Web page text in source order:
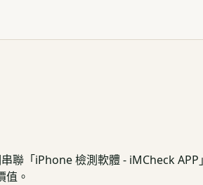
聯「iPhone 檢測軟體 - iMCheck
值。